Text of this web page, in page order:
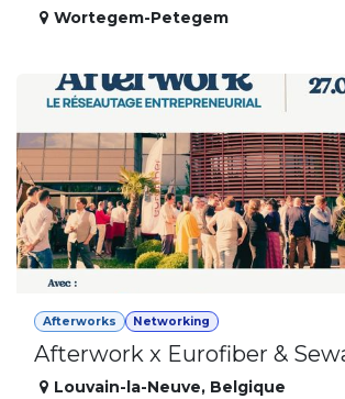
Wortegem-Petegem
Afterworks Networking
Afterwork x Eurofiber &
Louvain-la-Neuve, Belgique